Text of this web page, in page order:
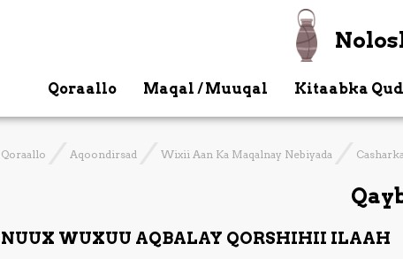
Qoraallo Maqal / Muuqal Kitaabka
Qoraallo Aqoondirsad Wixii Aan Ka Maqalnay Nebiyada
NUUX WUXUU AQBALAY QORSHIHII ILAAH